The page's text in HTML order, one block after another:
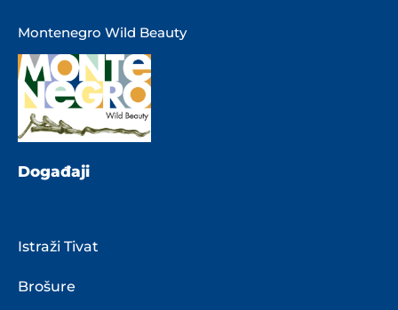
Montenegro Wild Beauty
Događaji
Istraži Tivat
Brošure